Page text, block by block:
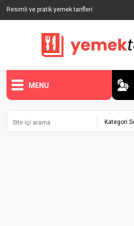
Resimli ve pratik yemek tarifleri
MENU